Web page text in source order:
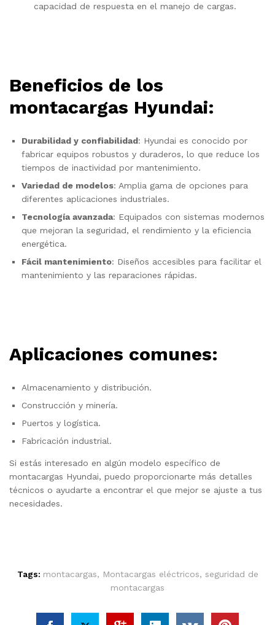
capacidad de respuesta en el manejo de cargas.
Beneficios de los
montacargas Hyundai:
Durabilidad y confiabilidad: Hyundai es conocido por
fabricar equipos robustos y duraderos, lo que reduce los
tiempos de inactividad por mantenimiento.
Variedad de modelos: Amplia gama de opciones para
diferentes aplicaciones industriales.
Tecnología avanzada: Equipados con sistemas modernos
que mejoran la seguridad, el rendimiento y la eficiencia
energética.
Fácil mantenimiento: Diseños accesibles para facilitar el
mantenimiento y las reparaciones rápidas.
Aplicaciones comunes:
Almacenamiento y distribución.
Construcción y minería.
Puertos y logística.
Fabricación industrial.
Si estás interesado en algún modelo específico de
montacargas Hyundai, puedo proporcionarte más detalles
técnicos o ayudarte a encontrar el que mejor se ajuste a tus
necesidades.
Tags: montacargas, Montacargas eléctricos, seguridad de
montacargas